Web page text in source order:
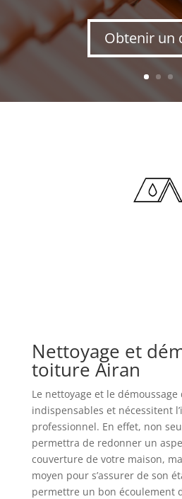
Obtenir un
Nettoyage et
toiture Airan
Le nettoyage et le
indispensables et nécessitent
professionnel. En effet, non
permettra de redonner un
couverture de votre maison,
moyen pour s’assurer de son
permettre un bon écoulement